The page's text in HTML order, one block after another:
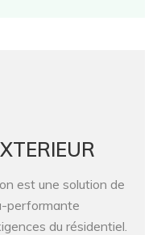
est une solution de
performante
du résidentiel.